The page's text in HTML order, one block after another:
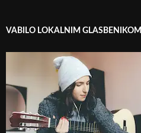
VABILO LOKALNIM GLASBENIKOM